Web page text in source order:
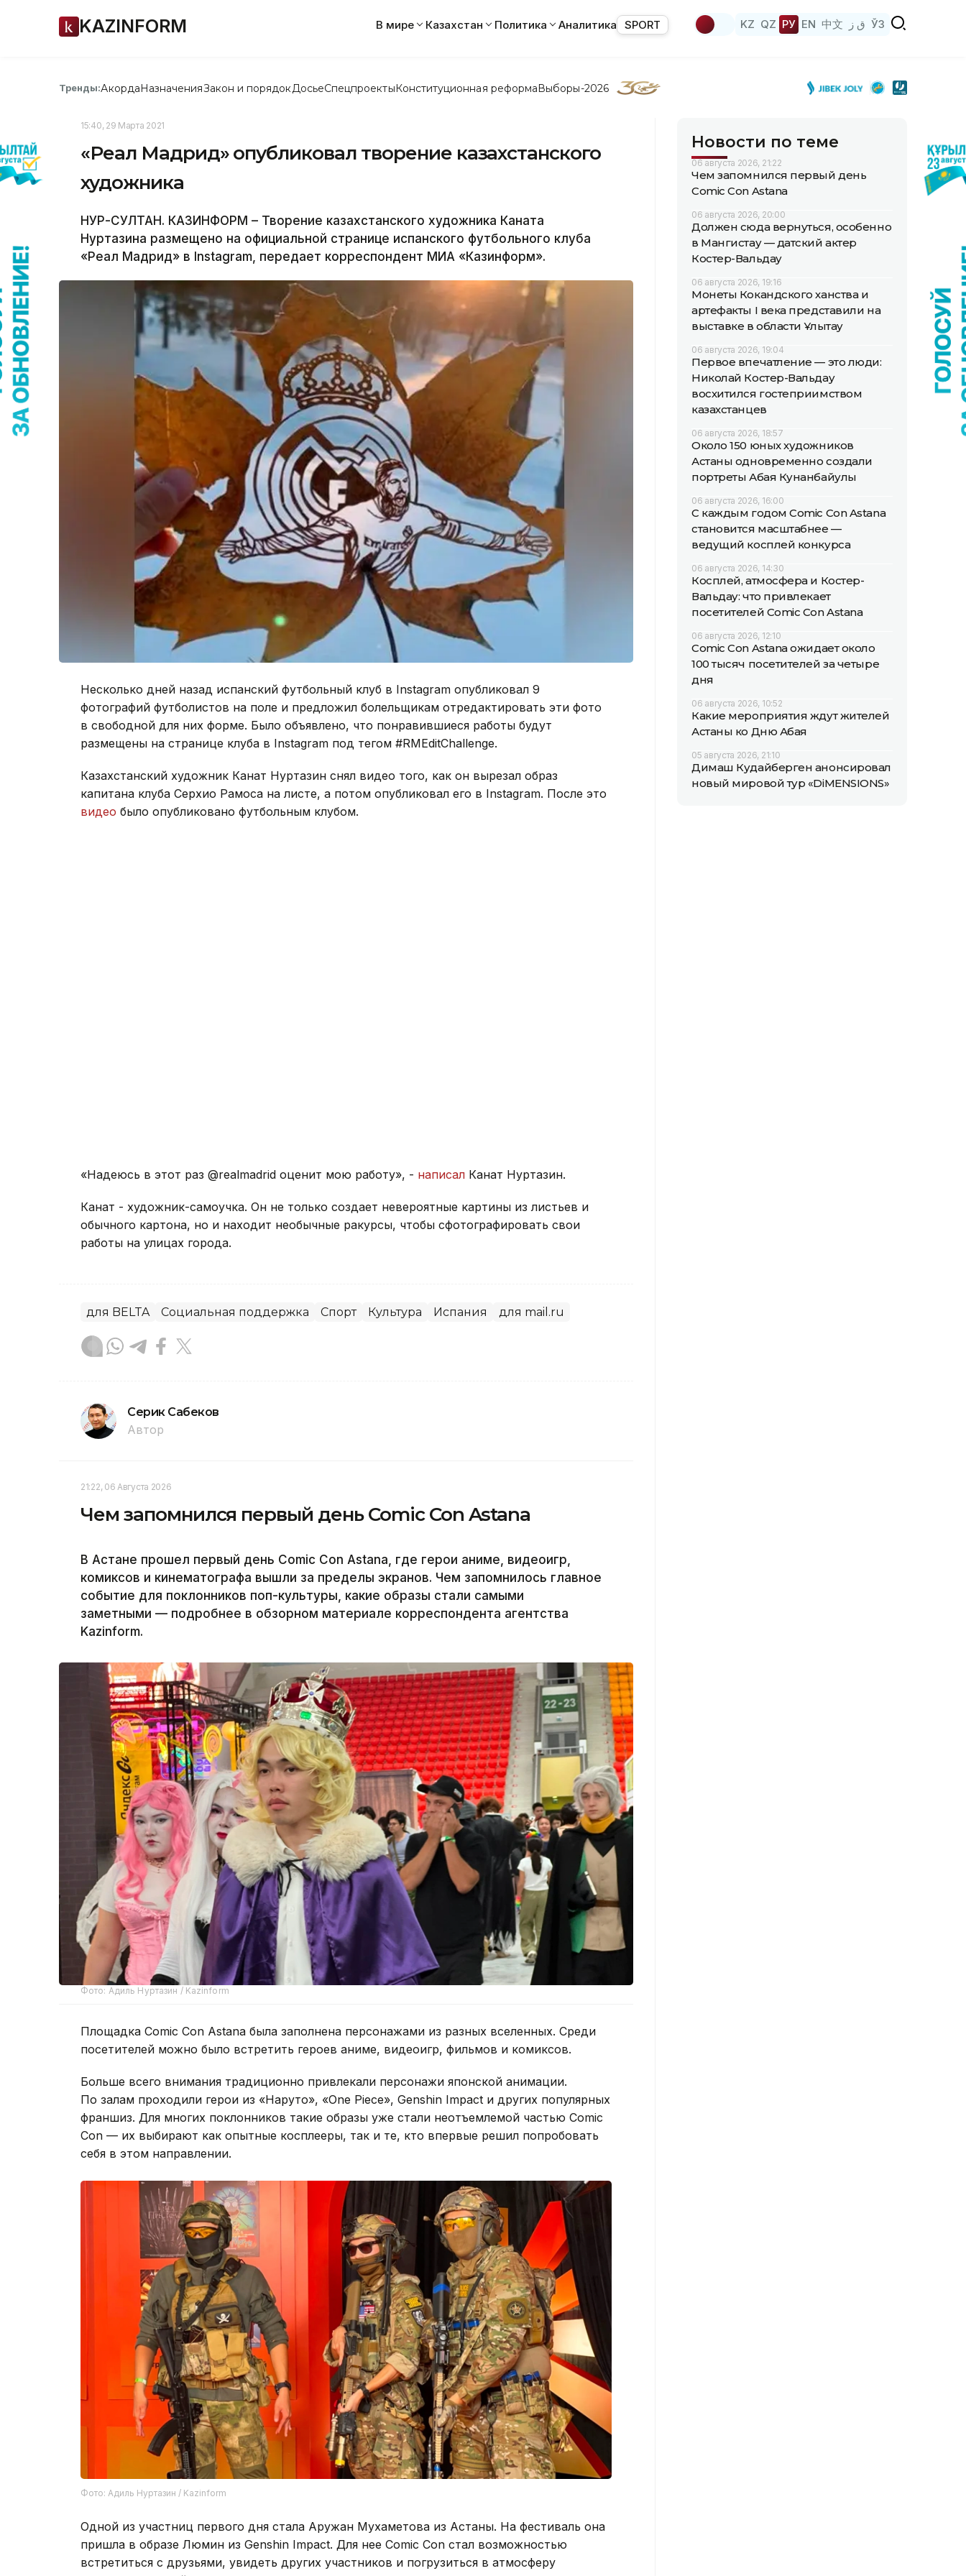
KAZINFORM В мире Казахстан Политика Аналитика SPORT KZ QZ РУ EN 中文 ق ز ЎЗ
Тренды:АкордаНазначенияЗакон и порядок ДосьеСпецпроектыКонституционная реформаВыборы-2026
15:40, 29 Марта 2021
«Реал Мадрид» опубликовал творение казахстанского
художника
НУР-СУЛТАН. КАЗИНФОРМ – Творение казахстанского художника Каната
Нуртазина размещено на официальной странице испанского футбольного клуба
«Реал Мадрид» в Instagram, передает корреспондент МИА «Казинформ».
Несколько дней назад испанский футбольный клуб в Instagram опубликовал 9
фотографий футболистов на поле и предложил болельщикам отредактировать эти фото
в свободной для них форме. Было объявлено, что понравившиеся работы будут
размещены на странице клуба в Instagram под тегом #RMEditChallenge.
Казахстанский художник Канат Нуртазин снял видео того, как он вырезал образ
капитана клуба Серхио Рамоса на листе, а потом опубликовал его в Instagram. После это
видео было опубликовано футбольным клубом.
«Надеюсь в этот раз @realmadrid оценит мою работу», - написал Канат Нуртазин.
Канат - художник-самоучка. Он не только создает невероятные картины из листьев и
обычного картона, но и находит необычные ракурсы, чтобы сфотографировать свои
работы на улицах города.
для BELTA Социальная поддержка Спорт Культура Испания для mail.ru
Серик Сабеков
Автор
21:22, 06 Августа 2026
Чем запомнился первый день Comic Con Astana
В Астане прошел первый день Comic Con Astana, где герои аниме, видеоигр,
комиксов и кинематографа вышли за пределы экранов. Чем запомнилось главное
событие для поклонников поп-культуры, какие образы стали самыми
заметными — подробнее в обзорном материале корреспондента агентства
Kazinform.
Фото: Адиль Нуртазин / Kazinform
Площадка Comic Con Astana была заполнена персонажами из разных вселенных. Среди
посетителей можно было встретить героев аниме, видеоигр, фильмов и комиксов.
Больше всего внимания традиционно привлекали персонажи японской анимации.
По залам проходили герои из «Наруто», «One Piece», Genshin Impact и других популярных
франшиз. Для многих поклонников такие образы уже стали неотъемлемой частью Comic
Con — их выбирают как опытные косплееры, так и те, кто впервые решил попробовать
себя в этом направлении.
Фото: Адиль Нуртазин / Kazinform
Одной из участниц первого дня стала Аружан Мухаметова из Астаны. На фестиваль она
пришла в образе Люмин из Genshin Impact. Для нее Comic Con стал возможностью
встретиться с друзьями, увидеть других участников и погрузиться в атмосферу
Новости по теме
06 августа 2026, 21:22
Чем запомнился первый день
Comic Con Astana
06 августа 2026, 20:00
Должен сюда вернуться, особенно
в Мангистау — датский актер
Костер-Вальдау
06 августа 2026, 19:16
Монеты Кокандского ханства и
артефакты I века представили на
выставке в области Ұлытау
06 августа 2026, 19:04
Первое впечатление — это люди:
Николай Костер-Вальдау
восхитился гостеприимством
казахстанцев
06 августа 2026, 18:57
Около 150 юных художников
Астаны одновременно создали
портреты Абая Кунанбайулы
06 августа 2026, 16:00
С каждым годом Comic Con Astana
становится масштабнее —
ведущий косплей конкурса
06 августа 2026, 14:30
Косплей, атмосфера и Костер-
Вальдау: что привлекает
посетителей Comic Con Astana
06 августа 2026, 12:10
Comic Con Astana ожидает около
100 тысяч посетителей за четыре
дня
06 августа 2026, 10:52
Какие мероприятия ждут жителей
Астаны ко Дню Абая
05 августа 2026, 21:10
Димаш Кудайберген анонсировал
новый мировой тур «DiMENSIONS»